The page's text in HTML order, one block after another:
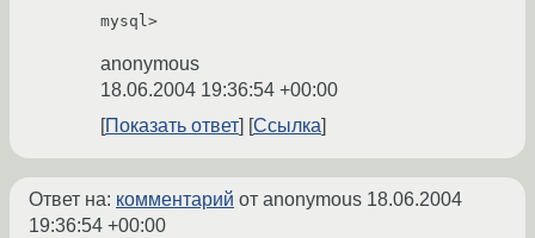
anonymous
18.06.2004 19:36:54 +00:00
Показать ответ
Ссылка
Ответ на: комментарий от anonymous 18.06.2004
19:36:54 +00:00